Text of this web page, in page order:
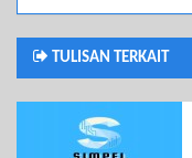
TULISAN TERKAIT